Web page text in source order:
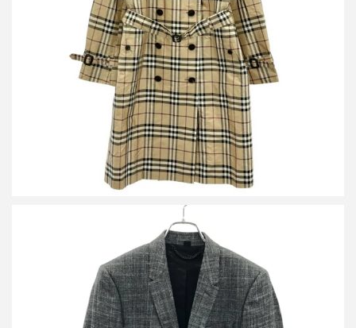
FRB19-099-14
買取金額26,400円
詳しく見る